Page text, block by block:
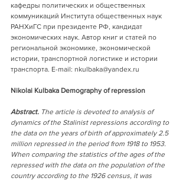
кафедры политических и общественных
коммуникаций Института общественных наук
РАНХиГС при президенте РФ, кандидат
экономических наук. Автор книг и статей по
региональной экономике, экономической
истории, транспортной логистике и истории
транспорта. E-mail: nkulbaka@yandex.ru
Nikolai Kulbaka Demography of repression
Abstract. The article is devoted to analysis of
dynamics of the Stalinist repressions according to
the data on the years of birth of approximately 2.5
million repressed in the period from 1918 to 1953.
When comparing the statistics of the ages of the
repressed with the data on the population of the
country according to the 1926 census, it was